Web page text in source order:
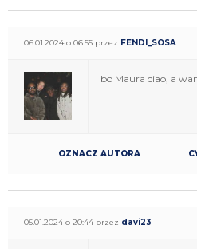
06.01.2024 o 06:55 przez FENDI_SOSA
bo Maura ciao, a
OZNACZ AUTORA
05.01.2024 o 20:44 przez davi23